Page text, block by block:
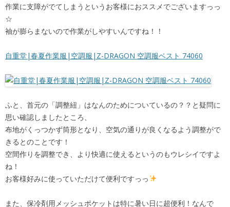
作業に支障がでてしまうというお客様におススメでございますっっ
☆
袖が膨らまないので作業がしやすいんですね！！
自重堂|春夏作業服|空調服|Z-DRAGON 空調服ベスト 74060
ふと、首元の「調整紐」はなんのためについているの？？と疑問に
思い確認しましたところ、
布地がくっつかず筒形となり、空気の通りが良くなるよう調整がで
きるとのことです！
空間作りを調整でき、より快適に使えるというのもウレシイですよ
ね！
お客様好みに使っていただけて便利ですっっ
また、保冷剤用メッシュポケットは特に暑い日に超便利！なんで